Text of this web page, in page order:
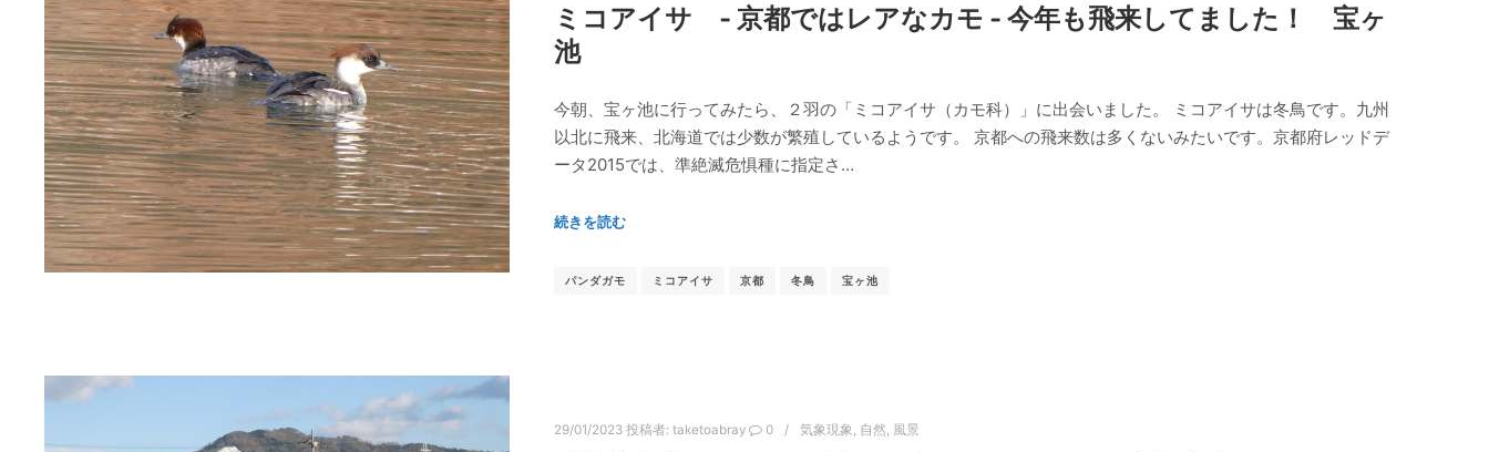
ミコアイサ ‐ 京都ではレアなカモ ‐ 今年も飛来してました！ 宝ヶ
池
今朝、宝ヶ池に行ってみたら、２羽の「ミコアイサ（カモ科）」に出会いました。 ミコアイサは冬鳥です。九州
以北に飛来、北海道では少数が繁殖しているようです。 京都への飛来数は多くないみたいです。京都府レッドデ
ータ2015では、準絶滅危惧種に指定さ…
続きを読む
パンダガモ ミコアイサ 京都 冬鳥 宝ヶ池
29/01/2023 投稿者: taketoabray 0 気象現象, 自然, 風景